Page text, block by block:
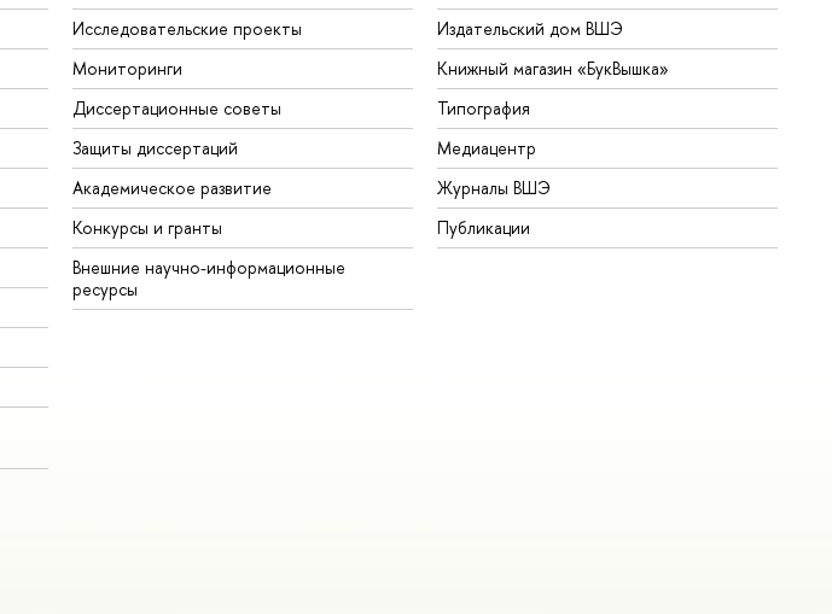
Исследовательские проекты
Мониторинги
Диссертационные советы
Защиты диссертаций
Академическое развитие
Конкурсы и гранты
Внешние научно-информационные
ресурсы
Издательский дом ВШЭ
Книжный магазин «БукВышка»
Типография
Медиацентр
Журналы ВШЭ
Публикации